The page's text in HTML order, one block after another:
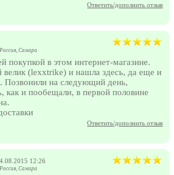
Ответить/дополнить отзыв
Самара
покупкой в этом интернет-магазине.
велик (lexxtrike) и нашла здесь, да еще и
Позвонили на следующий день,
как и пообещали, в первой половине
Ответить/дополнить отзыв
12:26
Самара